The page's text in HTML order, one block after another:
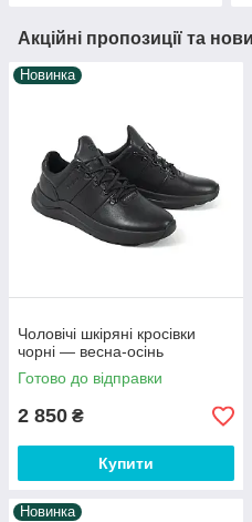
Акційні пропозиції та
Новинка
Чоловічі шкіряні кросівки
чорні — весна-осінь
Готово до відправки
2 850 ₴
Купити
Новинка